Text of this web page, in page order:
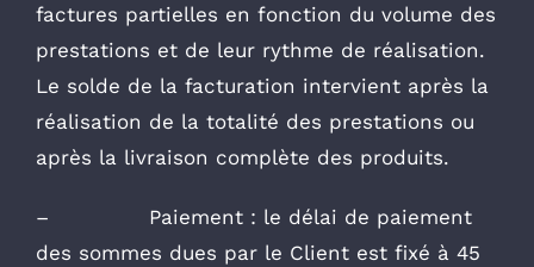
factures partielles en fonction du volume des
prestations et de leur rythme de réalisation.
Le solde de la facturation intervient après la
réalisation de la totalité des prestations ou
après la livraison complète des produits.
– Paiement : le délai de paiement
des sommes dues par le Client est fixé à 45